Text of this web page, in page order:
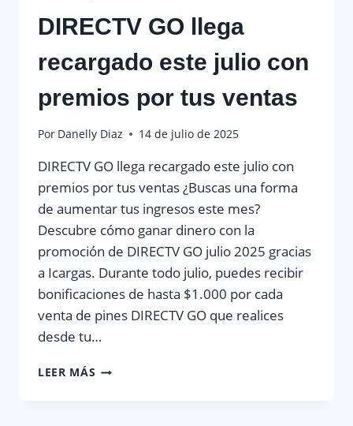
DIRECTV GO llega
recargado este julio con
premios por tus ventas
Por Danelly Diaz 14 de julio de 2025
DIRECTV GO llega recargado este julio con
premios por tus ventas ¿Buscas una forma
de aumentar tus ingresos este mes?
Descubre cómo ganar dinero con la
promoción de DIRECTV GO julio 2025 gracias
a Icargas. Durante todo julio, puedes recibir
bonificaciones de hasta $1.000 por cada
venta de pines DIRECTV GO que realices
desde tu…
LEER MÁS DIRECTV